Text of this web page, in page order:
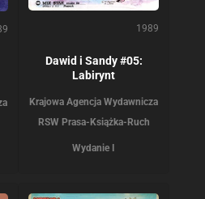
1989
Dawid i Sandy #05:
Labirynt
Krajowa Agencja Wydawnicza
RSW Prasa-Książka-Ruch
Wydanie I